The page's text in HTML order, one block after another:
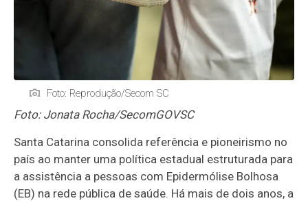
Foto: Reprodução/Secom SC
Foto: Jonata Rocha/SecomGOVSC
Santa Catarina consolida referência e pioneirismo no
país ao manter uma política estadual estruturada para
a assistência a pessoas com Epidermólise Bolhosa
(EB) na rede pública de saúde. Há mais de dois anos, a